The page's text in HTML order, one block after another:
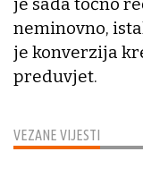
VEZANE VIJESTI
neminovno,
je konverzija
preduvjet.